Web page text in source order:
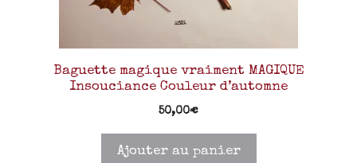
Baguette magique vraiment MAGIQUE
Insouciance Couleur d’automne
50,00€
Ajouter au panier